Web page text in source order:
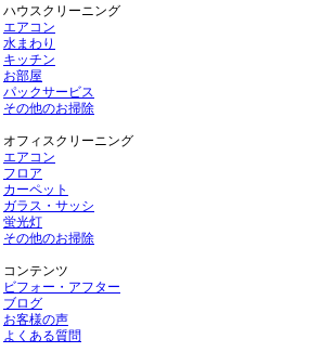
ハウスクリーニング
エアコン
水まわり
キッチン
お部屋
パックサービス
その他のお掃除
オフィスクリーニング
エアコン
フロア
カーペット
ガラス・サッシ
蛍光灯
その他のお掃除
コンテンツ
ビフォー・アフター
ブログ
お客様の声
よくある質問